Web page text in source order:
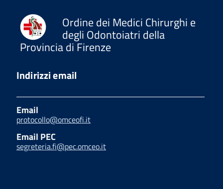
Ordine dei Medici Chirurghi e
degli Odontoiatri della
Provincia di Firenze
Indirizzi email
Email
protocollo@omceofi.it
Email PEC
segreteria.fi@pec.omceo.it